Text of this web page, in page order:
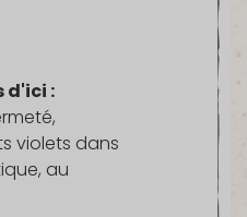
d'ici :
violets dans
au